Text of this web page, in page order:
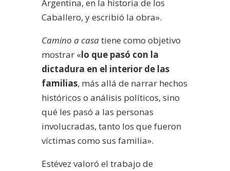
Argentina, en la historia de los
Caballero, y escribió la obra».
Camino a casatiene como objetivo
mostrar «lo que pasó con la
dictadura en el interior de las
familias, más allá de narrar hechos
históricos o análisis políticos, sino
qué les pasó a las personas
involucradas, tanto los que fueron
víctimas como sus familia».
Estévez valoró el trabajo de